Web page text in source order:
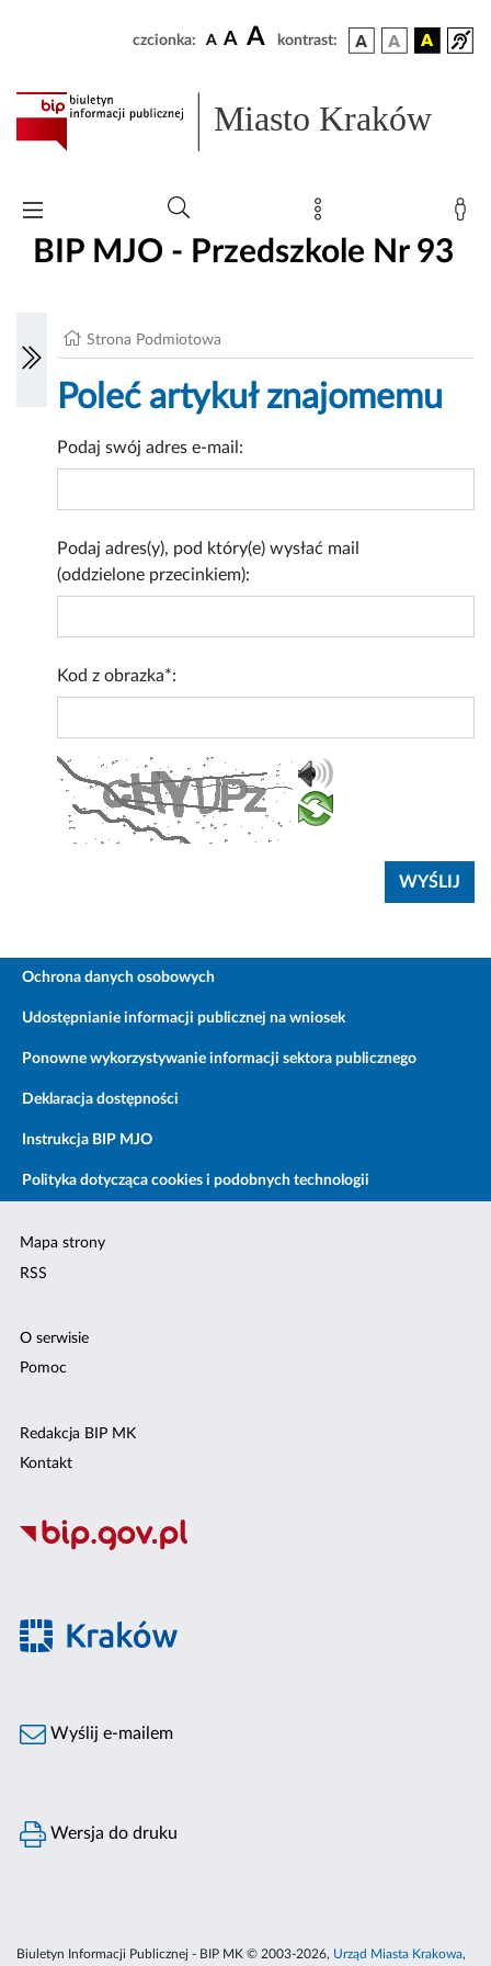
czcionka: A A A kontrast:
Miasto Kraków
BIP MJO - Przedszkole Nr 93
Strona Podmiotowa
Poleć artykuł znajomemu
Podaj swój adres e-mail:
Podaj adres(y), pod który(e) wysłać mail
(oddzielone przecinkiem):
Kod z obrazka*:
Ochrona danych osobowych
Udostępnianie informacji publicznej na wniosek
Ponowne wykorzystywanie informacji sektora publicznego
Deklaracja dostępności
Instrukcja BIP MJO
Polityka dotycząca cookies i podobnych technologii
Mapa strony
RSS
O serwisie
Pomoc
Redakcja BIP MK
Kontakt
Wyślij e-mailem
Wersja do druku
Biuletyn Informacji Publicznej - BIP MK © 2003-2026, Urząd Miasta Krakowa,